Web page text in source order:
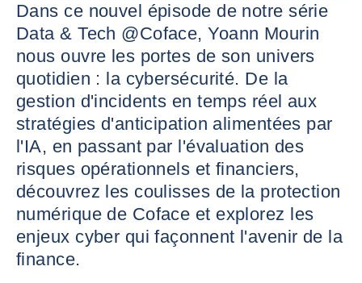
Dans ce nouvel épisode de notre série
Data & Tech @Coface, Yoann Mourin
nous ouvre les portes de son univers
quotidien : la cybersécurité. De la
gestion d'incidents en temps réel aux
stratégies d'anticipation alimentées par
l'IA, en passant par l'évaluation des
risques opérationnels et financiers,
découvrez les coulisses de la protection
numérique de Coface et explorez les
enjeux cyber qui façonnent l'avenir de la
finance.